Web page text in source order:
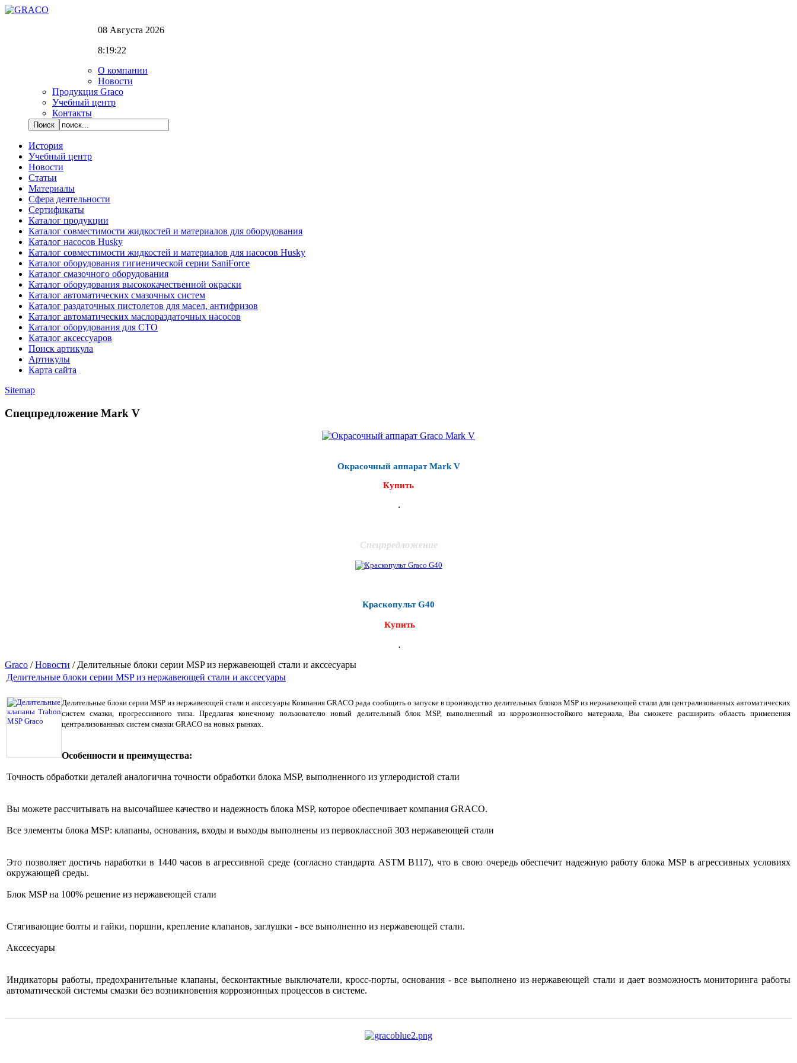
08 Августа 2026
8:19:23
О компании
Новости
Продукция Graco
Учебный центр
Контакты
История
Учебный центр
Новости
Статьи
Материалы
Сфера деятельности
Сертификаты
Каталог продукции
Каталог совместимости жидкостей и материалов для оборудования
Каталог насосов Husky
Каталог совместимости жидкостей и материалов для насосов Husky
Каталог оборудования гигиенической серии SaniForce
Каталог смазочного оборудования
Каталог оборудования высококачественной окраски
Каталог автоматических смазочных систем
Каталог раздаточных пистолетов для масел, антифризов
Каталог автоматических маслораздаточных насосов
Каталог оборудования для СТО
Каталог аксессуаров
Поиск артикула
Артикулы
Карта сайта
Sitemap
Спецпредложение Mark V
Окрасочный аппарат Mark V
Купить
.
Спецпредложение
Краскопульт G40
Купить
.
Graco /Новости / Делительные блоки серии MSP из нержавеющей стали и акссесуары
Делительные блоки серии MSP из нержавеющей стали и акссесуары
Делительные блоки серии MSP из нержавеющей стали и акссесуары Компания GRACO рада сообщить о запуске в производство делительных блоков MSP из нержавеющей стали для централизованных автоматических
систем смазки, прогрессивного типа. Предлагая конечному пользователю новый делительный блок MSP, выполненный из коррозионностойкого материала, Вы сможете расширить область применения
централизованных систем смазки GRACO на новых рынках.
Особенности и преимущества:
Точность обработки деталей аналогична точности обработки блока MSP, выполненного из углеродистой стали
Вы можете рассчитывать на высочайшее качество и надежность блока MSP, которое обеспечивает компания GRACO.
Все элементы блока MSP: клапаны, основания, входы и выходы выполнены из первоклассной 303 нержавеющей стали
Это позволяет достичь наработки в 1440 часов в агрессивной среде (согласно стандарта ASTM B117), что в свою очередь обеспечит надежную работу блока MSP в агрессивных условиях
окружающей среды.
Блок MSP на 100% решение из нержавеющей стали
Стягивающие болты и гайки, поршни, крепление клапанов, заглушки - все выполненно из нержавеющей стали.
Акссесуары
Индикаторы работы, предохранительные клапаны, бесконтактные выключатели, кросс-порты, основания - все выполнено из нержавеющей стали и дает возможность мониторинга работы
автоматической системы смазки без возникновения коррозионных процессов в системе.